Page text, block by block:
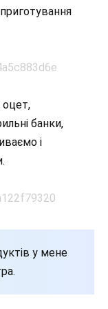
оцет,
банки,
і
у мене